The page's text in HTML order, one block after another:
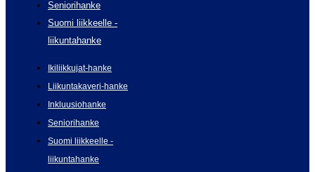
Seniorihanke
Suomi liikkeelle -
liikuntahanke
Ikiliikkujat-hanke
Liikuntakaveri-hanke
Inkluusiohanke
Seniorihanke
Suomi liikkeelle -
liikuntahanke